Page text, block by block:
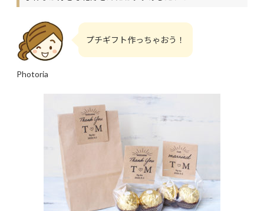
Photoria
プチギフト作っちゃおう！